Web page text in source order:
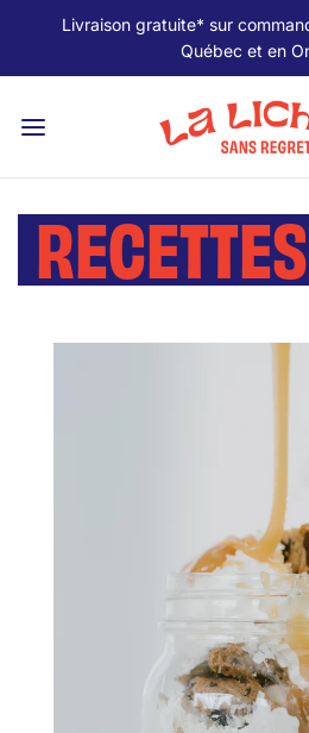
Livraison gratuite* sur
Québec et en
RECETTES